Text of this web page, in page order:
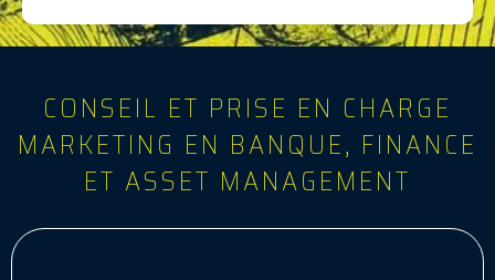
CONSEIL ET PRISE EN CHARGE
MARKETING EN BANQUE, FINANCE
ET ASSET MANAGEMENT